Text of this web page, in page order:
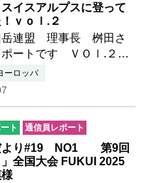
イスアルプスに登って
ｖｏｌ.２
岳連盟 理事長 桝田さ
ポートです ＶＯｌ.２と
ッフェルホルン（2，930
ククライミングです。
ートですが、天気に…つ
ーロッパ
ト 通信員レポート
より#19 NO1 第9回
」全国大会 FUKUI 2025